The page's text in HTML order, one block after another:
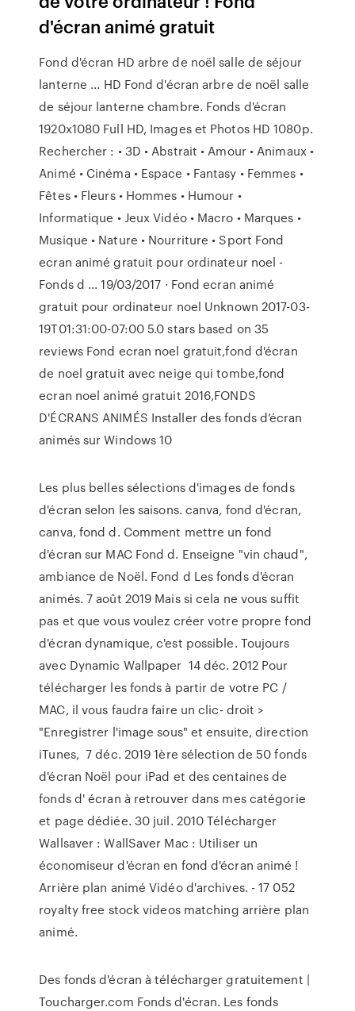
d'écran animé gratuit
Fond d'écran HD arbre de noël salle de séjour
lanterne ... HD Fond d'écran arbre de noël salle
de séjour lanterne chambre. Fonds d'écran
1920x1080 Full HD, Images et Photos HD 1080p.
Rechercher : • 3D • Abstrait • Amour • Animaux •
Animé • Cinéma • Espace • Fantasy • Femmes •
Fêtes • Fleurs • Hommes • Humour •
Informatique • Jeux Vidéo • Macro • Marques •
Musique • Nature • Nourriture • Sport Fond
ecran animé gratuit pour ordinateur noel -
Fonds d ... 19/03/2017 · Fond ecran animé
gratuit pour ordinateur noel Unknown 2017-03-
19T01:31:00-07:00 5.0 stars based on 35
reviews Fond ecran noel gratuit,fond d'écran
de noel gratuit avec neige qui tombe,fond
ecran noel animé gratuit 2016,FONDS
D'ÉCRANS ANIMÉS Installer des fonds d’écran
animés sur Windows 10
Les plus belles sélections d'images de fonds
d'écran selon les saisons. canva, fond d'écran,
canva, fond d. Comment mettre un fond
d'écran sur MAC Fond d. Enseigne "vin chaud",
ambiance de Noël. Fond d Les fonds d'écran
animés. 7 août 2019 Mais si cela ne vous suffit
pas et que vous voulez créer votre propre fond
d'écran dynamique, c'est possible. Toujours
avec Dynamic Wallpaper 14 déc. 2012 Pour
télécharger les fonds à partir de votre PC /
MAC, il vous faudra faire un clic- droit >
"Enregistrer l'image sous" et ensuite, direction
iTunes, 7 déc. 2019 1ère sélection de 50 fonds
d'écran Noël pour iPad et des centaines de
fonds d' écran à retrouver dans mes catégorie
et page dédiée. 30 juil. 2010 Télécharger
Wallsaver : WallSaver Mac : Utiliser un
économiseur d'écran en fond d'écran animé !
Arrière plan animé Vidéo d'archives. - 17 052
royalty free stock videos matching arrière plan
animé.
Des fonds d'écran à télécharger gratuitement |
Toucharger.com Fonds d'écran. Les fonds